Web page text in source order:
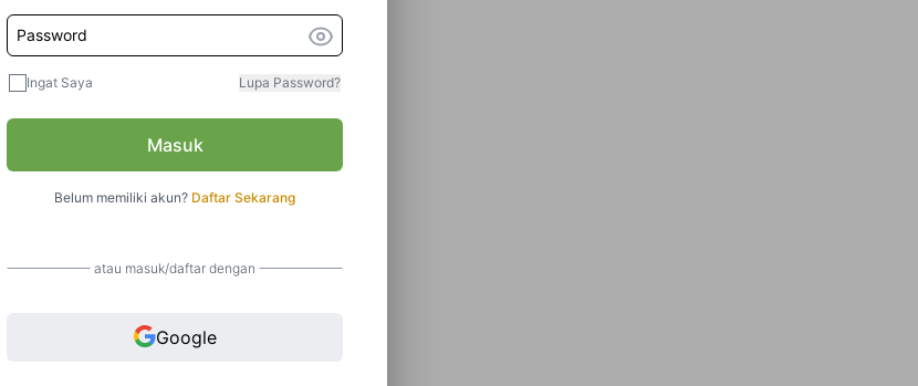
Ingat Saya Lupa Password?
Masuk
Belum memiliki akun? Daftar Sekarang
atau masuk/daftar dengan
Google
yang populer adalah pisang
raja, dan pisang ambon.